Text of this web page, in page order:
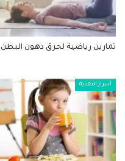
تمارين رياضية لحرق دهون البطن
أسرار التغذية